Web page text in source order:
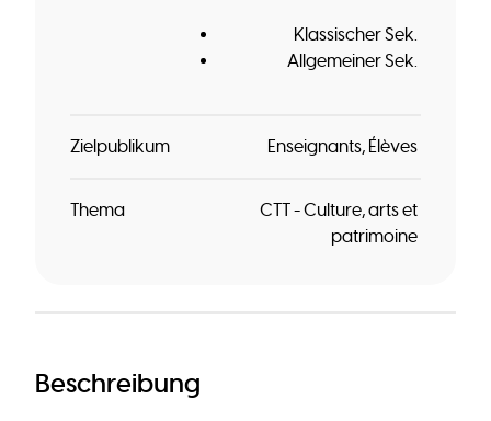
Klassischer Sek.
Allgemeiner Sek.
Zielpublikum Enseignants Élèves
Thema
CTT - Culture, arts et
patrimoine
Beschreibung